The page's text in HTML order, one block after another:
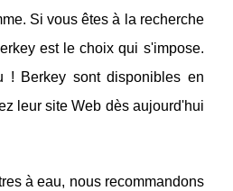
Si vous êtes à la recherche
est le choix qui s'impose.
! Berkey sont disponibles en
leur site Web dès aujourd'hui
à eau, nous recommandons